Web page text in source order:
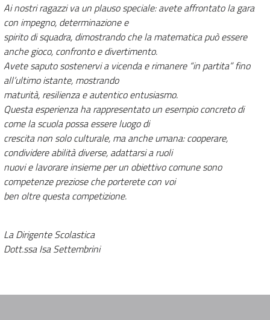
Ai nostri ragazzi va un plauso speciale: avete affrontato la gara
con impegno, determinazione e
spirito di squadra, dimostrando che la matematica può essere
anche gioco, confronto e divertimento.
Avete saputo sostenervi a vicenda e rimanere “in partita” fino
all’ultimo istante, mostrando
maturità, resilienza e autentico entusiasmo.
Questa esperienza ha rappresentato un esempio concreto di
come la scuola possa essere luogo di
crescita non solo culturale, ma anche umana: cooperare,
condividere abilità diverse, adattarsi a ruoli
nuovi e lavorare insieme per un obiettivo comune sono
competenze preziose che porterete con voi
ben oltre questa competizione.
La Dirigente Scolastica
Dott.ssa Isa Settembrini